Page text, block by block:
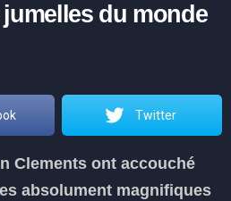
du monde
Twitter
Clements ont accouché
absolument magnifiques